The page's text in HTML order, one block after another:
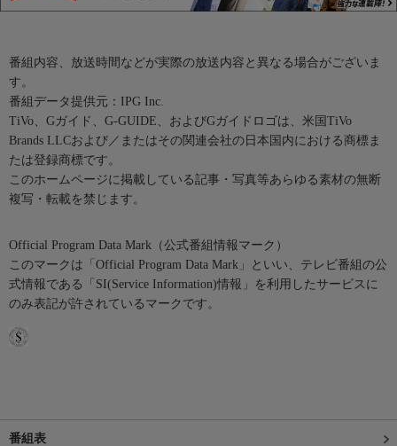
番組内容、放送時間などが実際の放送内容と異なる場合がございま
す。
番組データ提供元：IPG Inc.
TiVo、Gガイド、G-GUIDE、およびGガイドロゴは、米国TiVo
Brands LLCおよび／またはその関連会社の日本国内における商標ま
たは登録商標です。
このホームページに掲載している記事・写真等あらゆる素材の無断
複写・転載を禁じます。
Official Program Data Mark（公式番組情報マーク）
このマークは「Official Program Data Mark」といい、テレビ番組の公
式情報である「SI(Service Information)情報」を利用したサービスに
のみ表記が許されているマークです。
番組表